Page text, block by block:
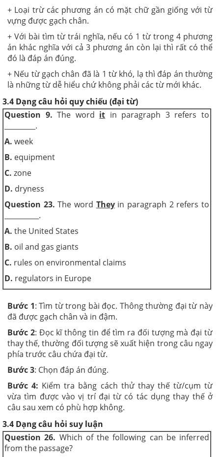
+ Loại trừ các phương án có mặt chữ gần giống với từ
vựng được gạch chân.
+ Với bài tìm từ trái nghĩa, nếu có 1 từ trong 4 phương
án khác nghĩa với cả 3 phương án còn lại thì rất có thể
đó là đáp án đúng.
+ Nếu từ gạch chân đã là 1 từ khó, lạ thì đáp án thường
là những từ dễ hiểu chứ không phải các từ mới khác.
3.4 Dạng câu hỏi quy chiếu (đại từ)
Question 9. The word it in paragraph 3 refers to
_________.
A. week
B. equipment
C. zone
D. dryness
Question 23. The word Theyin paragraph 2 refers to
__________.
A. the United States
B. oil and gas giants
C. rules on environmental claims
D. regulators in Europe
Bước 1: Tìm từ trong bài đọc. Thông thường đại từ này
đã được gạch chân và in đậm.
Bước 2: Đọc kĩ thông tin để tìm ra đối tượng mà đại từ
thay thế, thường đối tượng sẽ xuất hiện trong câu ngay
phía trước câu chứa đại từ.
Bước 3: Chọn đáp án đúng.
Bước 4: Kiểm tra bằng cách thử thay thế từ/cụm từ
vừa tìm được vào vị trí đại từ có tác dụng thay thế ở
câu sau xem có phù hợp không.
3.4 Dạng câu hỏi suy luận
Question 26. Which of the following can be inferred
from the passage?